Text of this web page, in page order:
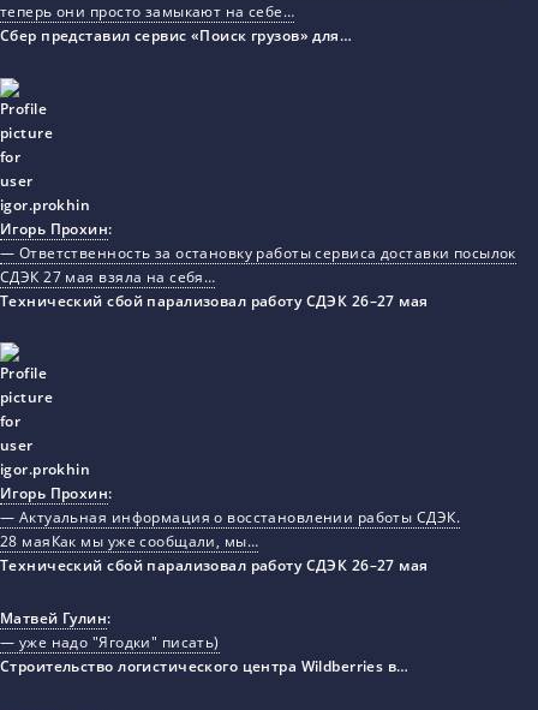
теперь они просто замыкают на себе…
Сбер представил сервис «Поиск грузов» для…
Игорь Прохин:
— Ответственность за остановку работы сервиса доставки посылок
СДЭК 27 мая взяла на себя…
Технический сбой парализовал работу СДЭК 26–27 мая
Игорь Прохин:
— Актуальная информация о восстановлении работы СДЭК.
28 маяКак мы уже сообщали, мы…
Технический сбой парализовал работу СДЭК 26–27 мая
Матвей Гулин:
— уже надо "Ягодки" писать)
Строительство логистического центра Wildberries в…